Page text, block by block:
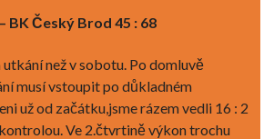
BK Český Brod 45 : 68
než v sobotu. Po domluvě
musí vstoupit po důkladném
už od začátku,jsme rázem vedli 16 : 2
Ve 2.čtvrtině výkon trochu